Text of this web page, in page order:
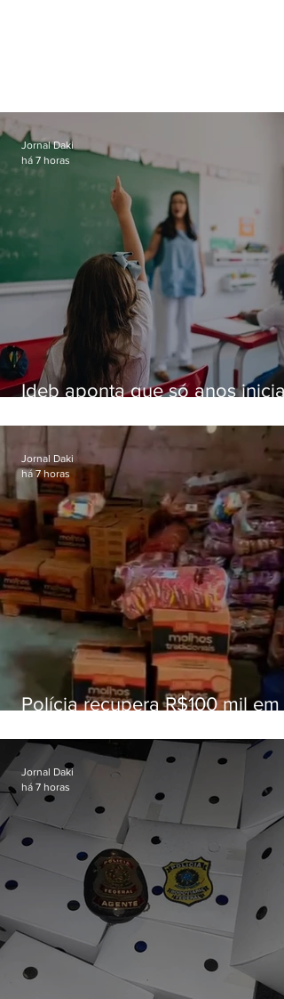
Ideb aponta que só anos
educação
Jornal Daki
há 7 horas
Polícia recupera R$100 mil em
Fluminense
Jornal Daki
há 7 horas
Jornal Daki
há 7 horas